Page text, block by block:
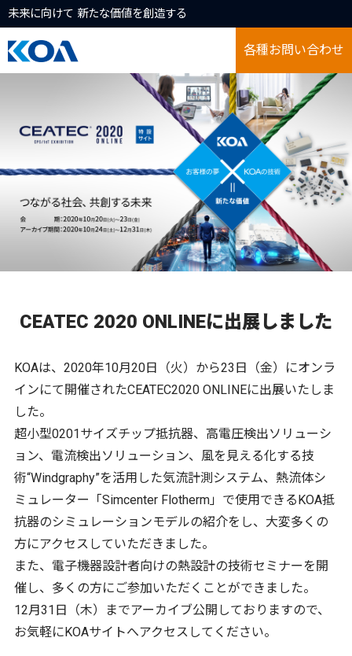
未来に向けて 新たな価値を創造する
各種お問い合わせ
CEATEC 2020 ONLINEに出展しました
KOAは、2020年10月20日（火）から23日（金）にオンラ
インにて開催されたCEATEC2020 ONLINEに出展いたしま
した。
超小型0201サイズチップ抵抗器、高電圧検出ソリューシ
ョン、電流検出ソリューション、風を見える化する技
術“Windgraphy”を活用した気流計測システム、熱流体シ
ミュレーター「Simcenter Flotherm」で使用できるKOA抵
抗器のシミュレーションモデルの紹介をし、大変多くの
方にアクセスしていただきました。
また、電子機器設計者向けの熱設計の技術セミナーを開
催し、多くの方にご参加いただくことができました。
12月31日（木）までアーカイブ公開しておりますので、
お気軽にKOAサイトへアクセスしてください。